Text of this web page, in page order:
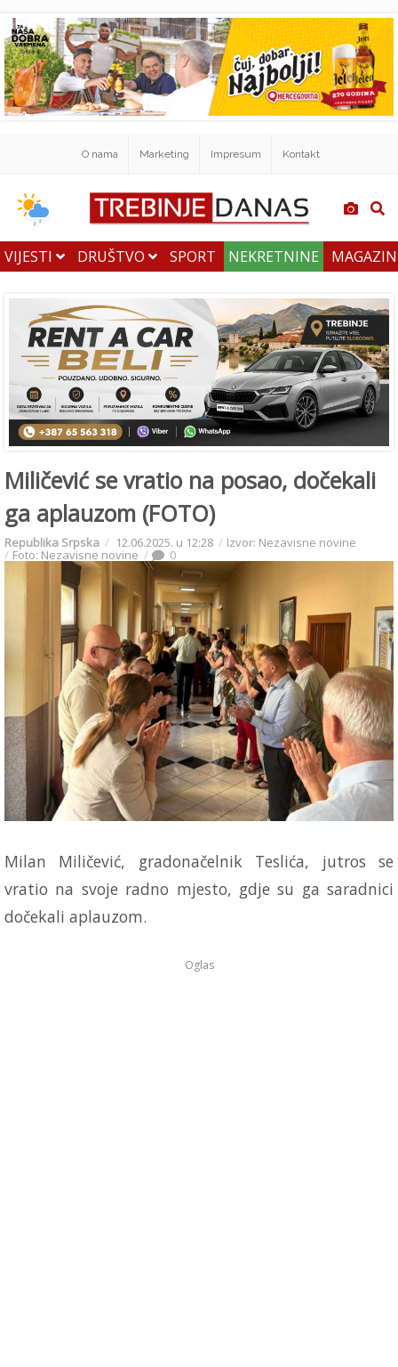
O nama Marketing Impresum Kontakt
VIJESTI DRUŠTVO SPORT NEKRETNINE
Miličević se vratio na posao, dočekali
ga aplauzom (FOTO)
Republika Srpska 12.06.2025. u 12:28 Izvor: Nezavisne novine
Foto: Nezavisne novine 0
Milan Miličević, gradonačelnik Teslića, jutros se
vratio na svoje radno mjesto, gdje su ga saradnici
dočekali aplauzom.
Oglas